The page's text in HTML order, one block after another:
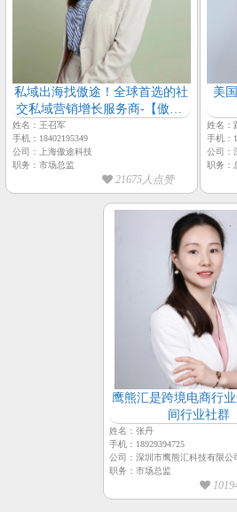
私域出海找傲途！全球首选的社
交私域营销增长服务商-【傲途-
市场总监-王召军】
姓名：王召军
手机：18402195349
公司：上海傲‮科途‬技
职务：市场总监
21675人点赞
美
姓名：
手机：
公司：
职务：
鹰熊汇是跨境电商行
间行业社群
姓名：张丹
手机：18929394725
公司：深圳市鹰熊汇科技有限公
职务：市场总监